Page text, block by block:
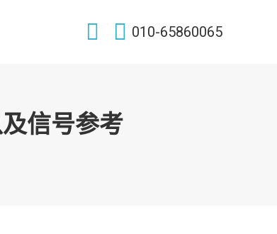
010-65860065
信号参考